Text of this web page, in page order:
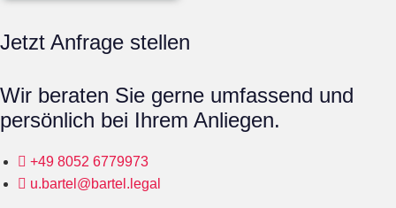
Jetzt Anfrage stellen
Wir beraten Sie gerne umfassend und
persönlich bei Ihrem Anliegen.
+49 8052 6779973
u.bartel@bartel.legal